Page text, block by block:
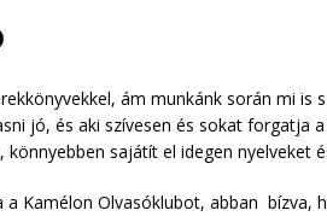
ám munkánk során mi
jó, és aki szívesen és sokat forgatja
sajátít el idegen nyelveket
Kamélon Olvasóklubot, abban